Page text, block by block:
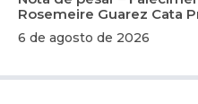
Rosemeire Guarez Cata
6 de agosto de 2026